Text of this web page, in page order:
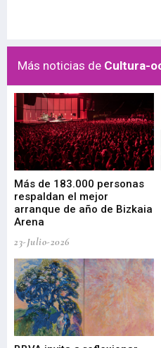
Más noticias de Cultura-
Más de 183.000 personas
respaldan el mejor
arranque de año de Bizkaia
Arena
23-Julio-2026